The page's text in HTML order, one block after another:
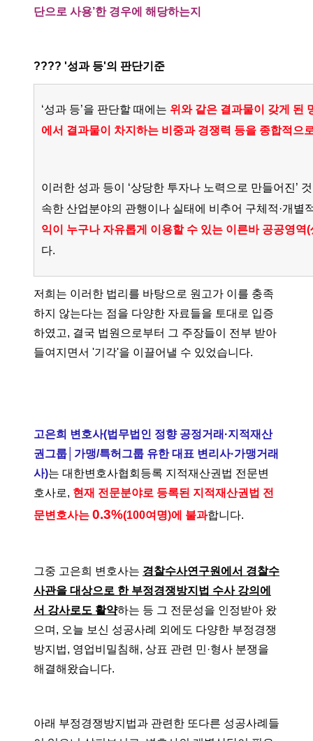
단으로 사용’한 경우에 해당하는지
???? '성과 등'의 판단기준
‘성과 등’을 판단할 때에는 위와 같은 결과물이 갖게 된
에서 결과물이 차지하는 비중과 경쟁력 등을 종합적으
이러한 성과 등이 ‘상당한 투자나 노력으로 만들어진’
속한 산업분야의 관행이나 실태에 비추어 구체적·개별
익이 누구나 자유롭게 이용할 수 있는 이른바 공공영
다.
저희는 이러한 법리를 바탕으로 원고가 이를 충족
하지 않는다는 점을 다양한 자료들을 토대로 입증
하였고, 결국 법원으로부터 그 주장들이 전부 받아
들여지면서 '기각'을 이끌어낼 수 있었습니다.
고은희 변호사(법무법인 정향 공정거래·지적재산
권그룹│가맹/특허그룹 유한 대표 변리사·가맹거래
사)는 대한변호사협회등록 지적재산권법 전문변
호사로, 현재 전문분야로 등록된 지적재산권법 전
문변호사는 0.3%(100여명)에 불과합니다.
그중 고은희 변호사는 경찰수사연구원에서 경찰수
사관을 대상으로 한 부정경쟁방지법 수사 강의에
서 강사로도 활약하는 등 그 전문성을 인정받아 왔
으며, 오늘 보신 성공사례 외에도 다양한 부정경쟁
방지법, 영업비밀침해, 상표 관련 민·형사 분쟁을
해결해왔습니다.
아래 부정경쟁방지법과 관련한 또다른 성공사례들